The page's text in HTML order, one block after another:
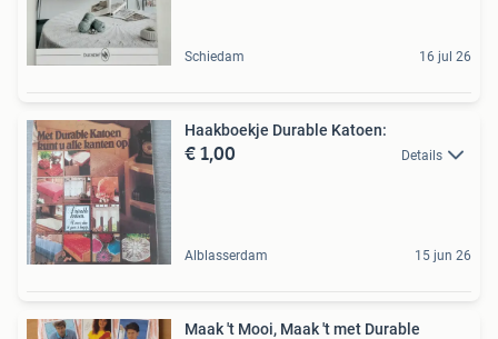
Schiedam 16 jul 26
Haakboekje Durable Katoen:
€ 1,00 Details
Alblasserdam 15 jun 26
Maak 't Mooi, Maak 't met Durable